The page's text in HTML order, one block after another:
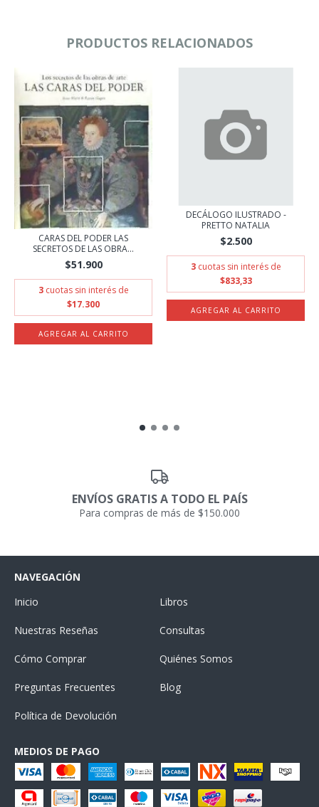
PRODUCTOS RELACIONADOS
CARAS DEL PODER LAS
SECRETOS DE LAS OBRA...
$51.900
3 cuotas sin interés de
$17.300
DECÁLOGO ILUSTRADO -
PRETTO NATALIA
$2.500
3 cuotas sin interés de
$833,33
ENVÍOS GRATIS A TODO EL PAÍS
Para compras de más de $150.000
NAVEGACIÓN
Inicio
Libros
Nuestras Reseñas Consultas
Cómo Comprar Quiénes Somos
Preguntas Frecuentes Blog
Política de Devolución
MEDIOS DE PAGO